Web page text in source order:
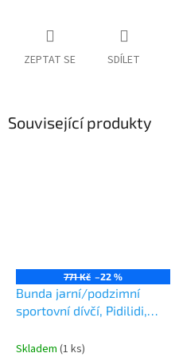
ZEPTAT SE SDÍLET
Související produkty
771 Kč –22 %
Bunda jarní/podzimní
sportovní dívčí, Pidilidi,
Skladem (1 ks)